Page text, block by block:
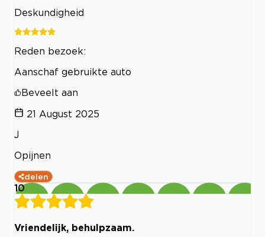
Deskundigheid
Reden bezoek:
Aanschaf gebruikte auto
Beveelt aan
21 August 2025
J
Opijnen
delen
10
Vriendelijk, behulpzaam.